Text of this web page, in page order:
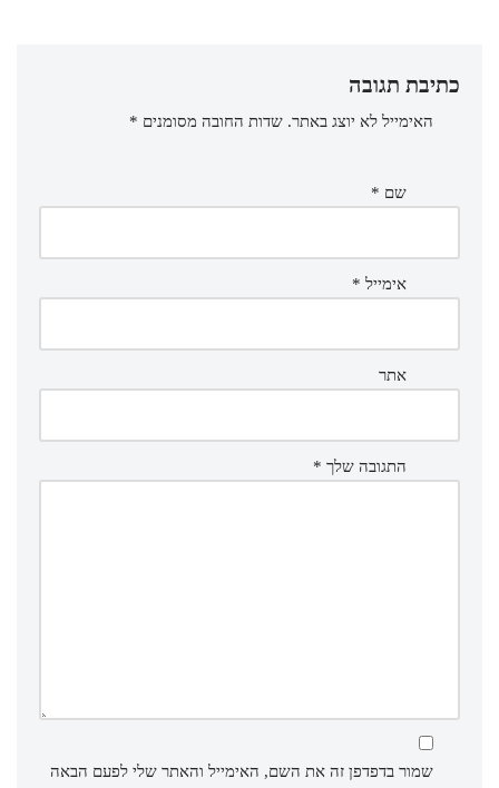
כתיבת תגובה
האימייל לא יוצג באתר. שדות החובה מסומנים *
שם *
אימייל *
אתר
התגובה שלך *
שמור בדפדפן זה את השם, האימייל והאתר שלי לפעם הבאה